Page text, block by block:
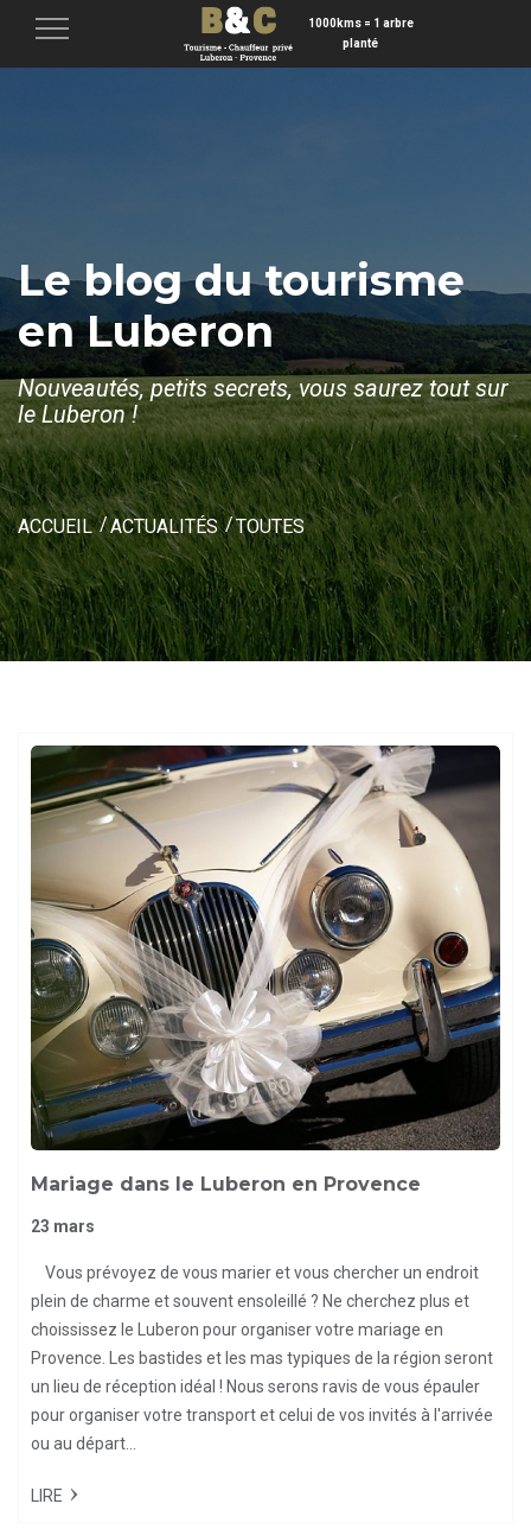
1000kms = 1 arbre
planté
Menu
Le blog du tourisme
en Luberon
Nouveautés, petits secrets, vous saurez tout sur
le Luberon !
ACCUEIL ACTUALITÉS TOUTES
Mariage dans le Luberon en Provence
23 mars
Vous prévoyez de vous marier et vous chercher un endroit
plein de charme et souvent ensoleillé ? Ne cherchez plus et
choississez le Luberon pour organiser votre mariage en
Provence. Les bastides et les mas typiques de la région seront
un lieu de réception idéal ! Nous serons ravis de vous épauler
pour organiser votre transport et celui de vos invités à l'arrivée
ou au départ...
LIRE